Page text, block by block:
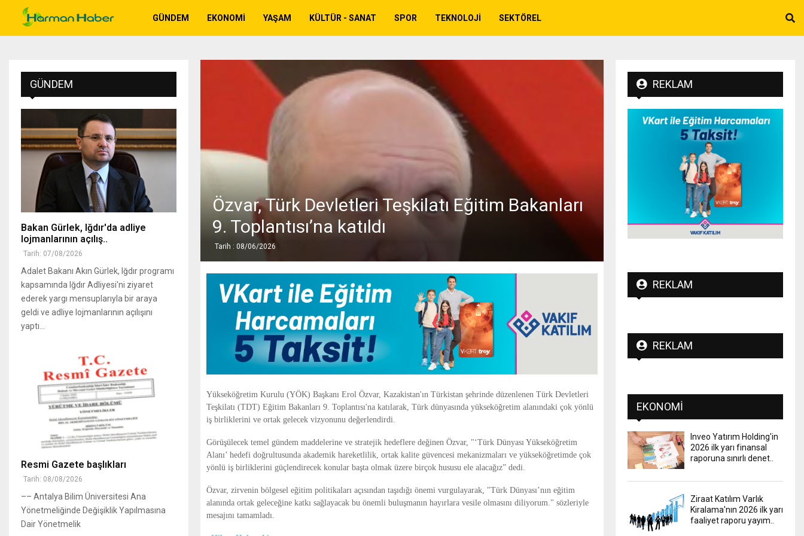
GÜNDEM EKONOMI YAŞAM KÜLTÜR - SANAT SPOR TEKNOLOJI SEKTÖREL
Özvar, Türk Devletleri Teşkilatı Eğitim Bakanları
9. Toplantısı’na katıldı
Tarih : 08/06/2026
Yükseköğretim Kurulu (YÖK) Başkanı Erol Özvar, Kazakistan'ın Türkistan şehrinde düzenlenen Türk Devletleri
Teşkilatı (TDT) Eğitim Bakanları 9. Toplantısı'na katılarak, Türk dünyasında yükseköğretim alanındaki çok yönlü
iş birliklerini ve ortak gelecek vizyonunu değerlendirdi.
Görüşülecek temel gündem maddelerine ve stratejik hedeflere değinen Özvar, "‘Türk Dünyası Yükseköğretim
Alanı’ hedefi doğrultusunda akademik hareketlilik, ortak kalite güvencesi mekanizmaları ve yükseköğretimde çok
yönlü iş birliklerini güçlendirecek konular başta olmak üzere birçok hususu ele alacağız” dedi.
Özvar, zirvenin bölgesel eğitim politikaları açısından taşıdığı önemi vurgulayarak, "Türk Dünyası’nın eğitim
alanında ortak geleceğine katkı sağlayacak bu önemli buluşmanın hayırlara vesile olmasını diliyorum." sözleriyle
mesajını tamamladı.
GÜNDEM
Bakan Gürlek, Iğdır'da adliye
lojmanlarının açılış..
Tarih: 07/08/2026
Adalet Bakanı Akın Gürlek, Iğdır programı
kapsamında Iğdır Adliyesi'ni ziyaret
ederek yargı mensuplarıyla bir araya
geldi ve adliye lojmanlarının açılışını
yaptı...
Resmi Gazete başlıkları
Tarih: 08/08/2026
–– Antalya Bilim Üniversitesi Ana
Yönetmeliğinde Değişiklik Yapılmasına
Dair Yönetmelik
REKLAM
REKLAM
REKLAM
EKONOMI
Inveo Yatırım Holding'in
2026 ilk yarı finansal
raporuna sınırlı denet..
Ziraat Katılım Varlık
Kiralama'nın 2026 ilk yarı
faaliyet raporu yayım..